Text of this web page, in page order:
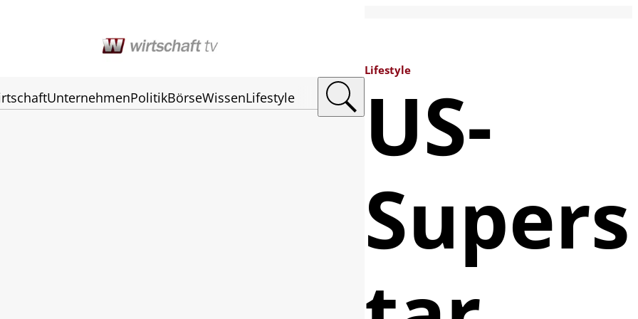
UnternehmenPolitikBörseWissenLifestyle
Lifestyle
US-
Supers